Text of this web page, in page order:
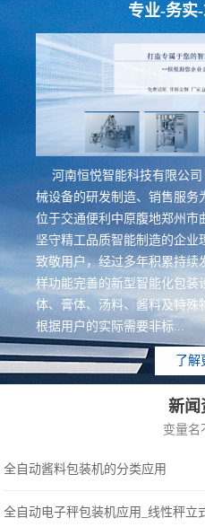
专业-务实
河南恒悦智能科技有限公司
械设备的研发制造、销售服务
位于交通便利中原腹地郑州市
坚守精工品质智能制造的企业
致敬用户，经过多年积累持续
样功能完善的新型智能化包装
体、膏体、汤料、酱料及特殊
根据用户的实际需要非标...
了
新闻
变量名
全自动酱料包装机的分类应用
全自动电子秤包装机应用_线性秤立